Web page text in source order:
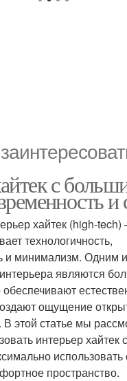
с
и
хайтек (high-tech)
технологичность,
и минимализм. Одним
являются
ощущение
этой статье мы
интерьер
использовать
пространство.